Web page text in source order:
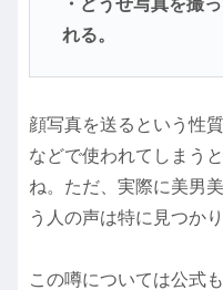
・どうせ写真を撮
れる。
顔写真を送るという性
などで使われてしまう
ね。ただ、実際に美男
う人の声は特に見つか
この噂については公式